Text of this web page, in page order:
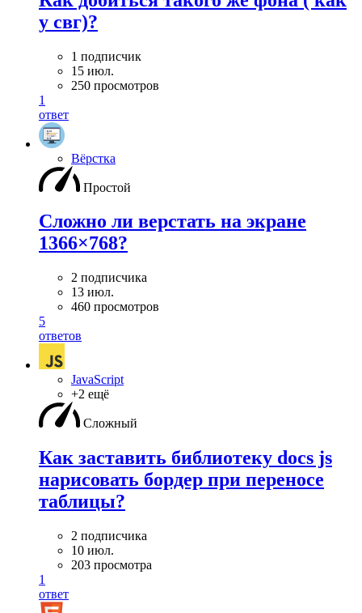
у свг)?
1 подписчик
15 июл.
250 просмотров
1
ответ
Вёрстка
Простой
Сложно ли верстать на экране
1366×768?
2 подписчика
13 июл.
460 просмотров
5
ответов
JavaScript
+2 ещё
Сложный
Как заставить библиотеку docs js
нарисовать бордер при переносе
таблицы?
2 подписчика
10 июл.
203 просмотра
1
ответ